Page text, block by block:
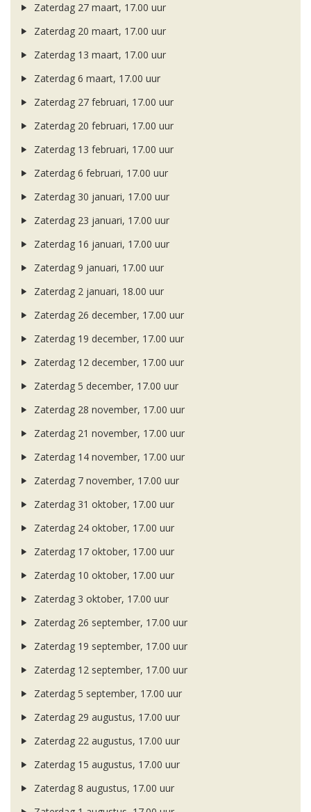
Zaterdag 27 maart, 17.00 uur
Zaterdag 20 maart, 17.00 uur
Zaterdag 13 maart, 17.00 uur
Zaterdag 6 maart, 17.00 uur
Zaterdag 27 februari, 17.00 uur
Zaterdag 20 februari, 17.00 uur
Zaterdag 13 februari, 17.00 uur
Zaterdag 6 februari, 17.00 uur
Zaterdag 30 januari, 17.00 uur
Zaterdag 23 januari, 17.00 uur
Zaterdag 16 januari, 17.00 uur
Zaterdag 9 januari, 17.00 uur
Zaterdag 2 januari, 18.00 uur
Zaterdag 26 december, 17.00 uur
Zaterdag 19 december, 17.00 uur
Zaterdag 12 december, 17.00 uur
Zaterdag 5 december, 17.00 uur
Zaterdag 28 november, 17.00 uur
Zaterdag 21 november, 17.00 uur
Zaterdag 14 november, 17.00 uur
Zaterdag 7 november, 17.00 uur
Zaterdag 31 oktober, 17.00 uur
Zaterdag 24 oktober, 17.00 uur
Zaterdag 17 oktober, 17.00 uur
Zaterdag 10 oktober, 17.00 uur
Zaterdag 3 oktober, 17.00 uur
Zaterdag 26 september, 17.00 uur
Zaterdag 19 september, 17.00 uur
Zaterdag 12 september, 17.00 uur
Zaterdag 5 september, 17.00 uur
Zaterdag 29 augustus, 17.00 uur
Zaterdag 22 augustus, 17.00 uur
Zaterdag 15 augustus, 17.00 uur
Zaterdag 8 augustus, 17.00 uur